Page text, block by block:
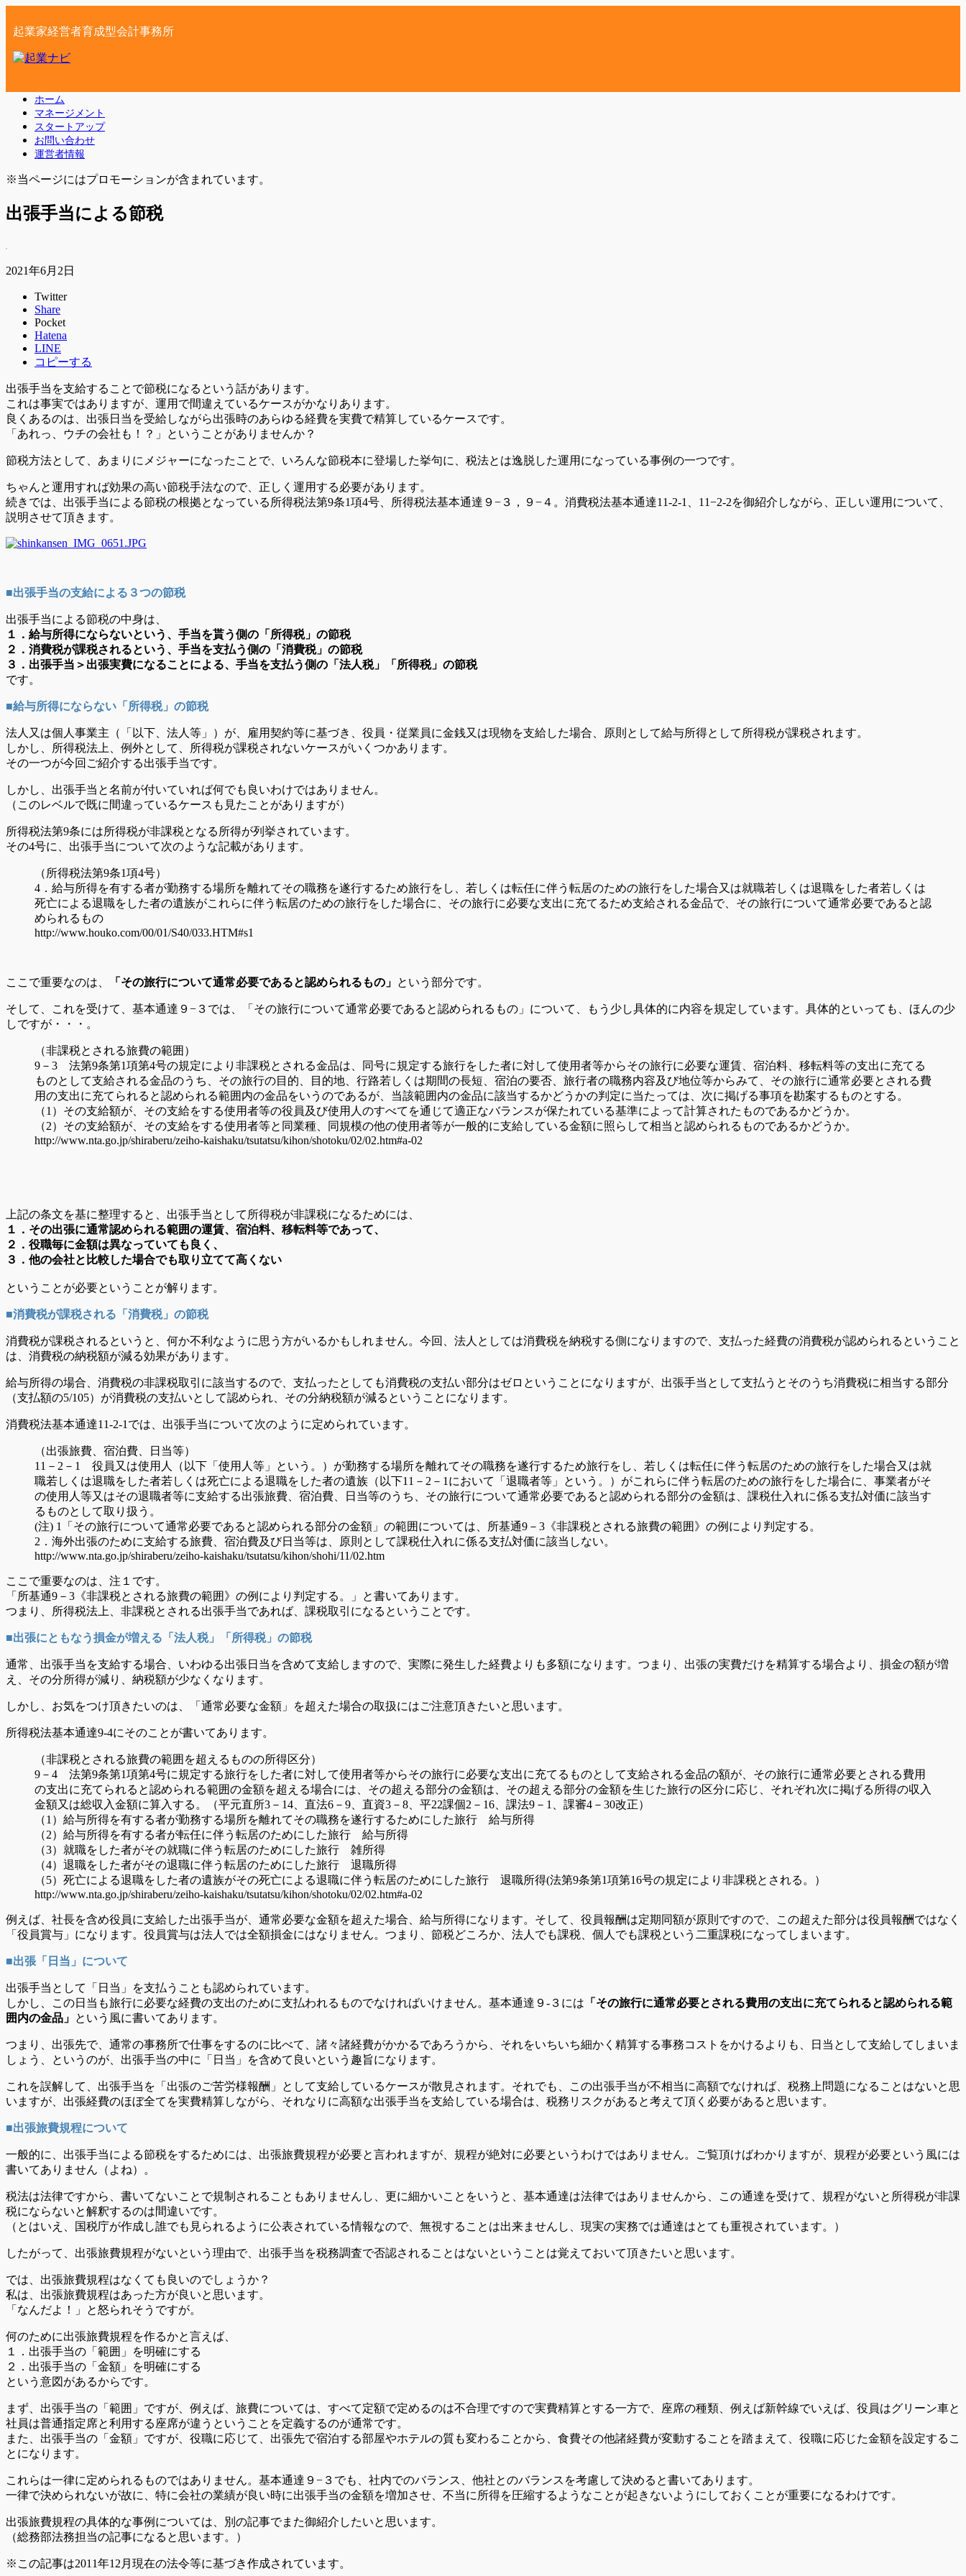
起業家経営者育成型会計事務所
ホーム
マネージメント
スタートアップ
お問い合わせ
運営者情報
※当ページにはプロモーションが含まれています。
出張手当による節税
2021年6月2日
Twitter
Share
Pocket
Hatena
LINE
コピーする
出張手当を支給することで節税になるという話があります。
これは事実ではありますが、運用で間違えているケースがかなりあります。
良くあるのは、出張日当を受給しながら出張時のあらゆる経費を実費で精算しているケースです。
「あれっ、ウチの会社も！？」ということがありませんか？
節税方法として、あまりにメジャーになったことで、いろんな節税本に登場した挙句に、税法とは逸脱した運用になっている事例の一つです。
ちゃんと運用すれば効果の高い節税手法なので、正しく運用する必要があります。
続きでは、出張手当による節税の根拠となっている所得税法第9条1項4号、所得税法基本通達９−３，９−４。消費税法基本通達11-2-1、11−2-2を御紹介しながら、正しい運用について、
説明させて頂きます。
■出張手当の支給による３つの節税
出張手当による節税の中身は、
１．給与所得にならないという、手当を貰う側の「所得税」の節税
２．消費税が課税されるという、手当を支払う側の「消費税」の節税
３．出張手当＞出張実費になることによる、手当を支払う側の「法人税」「所得税」の節税
です。
■給与所得にならない「所得税」の節税
法人又は個人事業主（「以下、法人等」）が、雇用契約等に基づき、役員・従業員に金銭又は現物を支給した場合、原則として給与所得として所得税が課税されます。
しかし、所得税法上、例外として、所得税が課税されないケースがいくつかあります。
その一つが今回ご紹介する出張手当です。
しかし、出張手当と名前が付いていれば何でも良いわけではありません。
（このレベルで既に間違っているケースも見たことがありますが）
所得税法第9条には所得税が非課税となる所得が列挙されています。
その4号に、出張手当について次のような記載があります。
（所得税法第9条1項4号）
4．給与所得を有する者が勤務する場所を離れてその職務を遂行するため旅行をし、若しくは転任に伴う転居のための旅行をした場合又は就職若しくは退職をした者若しくは
死亡による退職をした者の遺族がこれらに伴う転居のための旅行をした場合に、その旅行に必要な支出に充てるため支給される金品で、その旅行について通常必要であると認
められるもの
http://www.houko.com/00/01/S40/033.HTM#s1
ここで重要なのは、 「その旅行について通常必要であると認められるもの」 という部分です。
そして、これを受けて、基本通達９−３では、「その旅行について通常必要であると認められるもの」について、もう少し具体的に内容を規定しています。具体的といっても、ほんの少
しですが・・・。
（非課税とされる旅費の範囲）
9－3 法第9条第1項第4号の規定により非課税とされる金品は、同号に規定する旅行をした者に対して使用者等からその旅行に必要な運賃、宿泊料、移転料等の支出に充てる
ものとして支給される金品のうち、その旅行の目的、目的地、行路若しくは期間の長短、宿泊の要否、旅行者の職務内容及び地位等からみて、その旅行に通常必要とされる費
用の支出に充てられると認められる範囲内の金品をいうのであるが、当該範囲内の金品に該当するかどうかの判定に当たっては、次に掲げる事項を勘案するものとする。
（1）その支給額が、その支給をする使用者等の役員及び使用人のすべてを通じて適正なバランスが保たれている基準によって計算されたものであるかどうか。
（2）その支給額が、その支給をする使用者等と同業種、同規模の他の使用者等が一般的に支給している金額に照らして相当と認められるものであるかどうか。
http://www.nta.go.jp/shiraberu/zeiho-kaishaku/tsutatsu/kihon/shotoku/02/02.htm#a-02
上記の条文を基に整理すると、出張手当として所得税が非課税になるためには、
１．その出張に通常認められる範囲の運賃、宿泊料、移転料等であって、
２．役職毎に金額は異なっていても良く、
３．他の会社と比較した場合でも取り立てて高くない
ということが必要ということが解ります。
■消費税が課税される「消費税」の節税
消費税が課税されるというと、何か不利なように思う方がいるかもしれません。今回、法人としては消費税を納税する側になりますので、支払った経費の消費税が認められるということ
は、消費税の納税額が減る効果があります。
給与所得の場合、消費税の非課税取引に該当するので、支払ったとしても消費税の支払い部分はゼロということになりますが、出張手当として支払うとそのうち消費税に相当する部分
（支払額の5/105）が消費税の支払いとして認められ、その分納税額が減るということになります。
消費税法基本通達11-2-1では、出張手当について次のように定められています。
（出張旅費、宿泊費、日当等）
11－2－1 役員又は使用人（以下「使用人等」という。）が勤務する場所を離れてその職務を遂行するため旅行をし、若しくは転任に伴う転居のための旅行をした場合又は就
職若しくは退職をした者若しくは死亡による退職をした者の遺族（以下11－2－1において「退職者等」という。）がこれらに伴う転居のための旅行をした場合に、事業者がそ
の使用人等又はその退職者等に支給する出張旅費、宿泊費、日当等のうち、その旅行について通常必要であると認められる部分の金額は、課税仕入れに係る支払対価に該当す
るものとして取り扱う。
(注) 1「その旅行について通常必要であると認められる部分の金額」の範囲については、所基通9－3《非課税とされる旅費の範囲》の例により判定する。
2．海外出張のために支給する旅費、宿泊費及び日当等は、原則として課税仕入れに係る支払対価に該当しない。
http://www.nta.go.jp/shiraberu/zeiho-kaishaku/tsutatsu/kihon/shohi/11/02.htm
ここで重要なのは、注１です。
「所基通9－3《非課税とされる旅費の範囲》の例により判定する。」と書いてあります。
つまり、所得税法上、非課税とされる出張手当であれば、課税取引になるということです。
■出張にともなう損金が増える「法人税」「所得税」の節税
通常、出張手当を支給する場合、いわゆる出張日当を含めて支給しますので、実際に発生した経費よりも多額になります。つまり、出張の実費だけを精算する場合より、損金の額が増
え、その分所得が減り、納税額が少なくなります。
しかし、お気をつけ頂きたいのは、「通常必要な金額」を超えた場合の取扱にはご注意頂きたいと思います。
所得税法基本通達9-4にそのことが書いてあります。
（非課税とされる旅費の範囲を超えるものの所得区分）
9－4 法第9条第1項第4号に規定する旅行をした者に対して使用者等からその旅行に必要な支出に充てるものとして支給される金品の額が、その旅行に通常必要とされる費用
の支出に充てられると認められる範囲の金額を超える場合には、その超える部分の金額は、その超える部分の金額を生じた旅行の区分に応じ、それぞれ次に掲げる所得の収入
金額又は総収入金額に算入する。（平元直所3－14、直法6－9、直資3－8、平22課個2－16、課法9－1、課審4－30改正）
（1）給与所得を有する者が勤務する場所を離れてその職務を遂行するためにした旅行 給与所得
（2）給与所得を有する者が転任に伴う転居のためにした旅行 給与所得
（3）就職をした者がその就職に伴う転居のためにした旅行 雑所得
（4）退職をした者がその退職に伴う転居のためにした旅行 退職所得
（5）死亡による退職をした者の遺族がその死亡による退職に伴う転居のためにした旅行 退職所得(法第9条第1項第16号の規定により非課税とされる。）
http://www.nta.go.jp/shiraberu/zeiho-kaishaku/tsutatsu/kihon/shotoku/02/02.htm#a-02
例えば、社長を含め役員に支給した出張手当が、通常必要な金額を超えた場合、給与所得になります。そして、役員報酬は定期同額が原則ですので、この超えた部分は役員報酬ではなく
「役員賞与」になります。役員賞与は法人では全額損金にはなりません。つまり、節税どころか、法人でも課税、個人でも課税という二重課税になってしまいます。
■出張「日当」について
出張手当として「日当」を支払うことも認められています。
しかし、この日当も旅行に必要な経費の支出のために支払われるものでなければいけません。基本通達９-３には 「その旅行に通常必要とされる費用の支出に充てられると認められる範
囲内の金品」 という風に書いてあります。
つまり、出張先で、通常の事務所で仕事をするのに比べて、諸々諸経費がかかるであろうから、それをいちいち細かく精算する事務コストをかけるよりも、日当として支給してしまいま
しょう、というのが、出張手当の中に「日当」を含めて良いという趣旨になります。
これを誤解して、出張手当を「出張のご苦労様報酬」として支給しているケースが散見されます。それでも、この出張手当が不相当に高額でなければ、税務上問題になることはないと思
いますが、出張経費のほぼ全てを実費精算しながら、それなりに高額な出張手当を支給している場合は、税務リスクがあると考えて頂く必要があると思います。
■出張旅費規程について
一般的に、出張手当による節税をするためには、出張旅費規程が必要と言われますが、規程が絶対に必要というわけではありません。ご覧頂けばわかりますが、規程が必要という風には
書いてありません（よね）。
税法は法律ですから、書いてないことで規制されることもありませんし、更に細かいことをいうと、基本通達は法律ではありませんから、この通達を受けて、規程がないと所得税が非課
税にならないと解釈するのは間違いです。
（とはいえ、国税庁が作成し誰でも見られるように公表されている情報なので、無視することは出来ませんし、現実の実務では通達はとても重視されています。）
したがって、出張旅費規程がないという理由で、出張手当を税務調査で否認されることはないということは覚えておいて頂きたいと思います。
では、出張旅費規程はなくても良いのでしょうか？
私は、出張旅費規程はあった方が良いと思います。
「なんだよ！」と怒られそうですが。
何のために出張旅費規程を作るかと言えば、
１．出張手当の「範囲」を明確にする
２．出張手当の「金額」を明確にする
という意図があるからです。
まず、出張手当の「範囲」ですが、例えば、旅費については、すべて定額で定めるのは不合理ですので実費精算とする一方で、座席の種類、例えば新幹線でいえば、役員はグリーン車と
社員は普通指定席と利用する座席が違うということを定義するのが通常です。
また、出張手当の「金額」ですが、役職に応じて、出張先で宿泊する部屋やホテルの質も変わることから、食費その他諸経費が変動することを踏まえて、役職に応じた金額を設定するこ
とになります。
これらは一律に定められるものではありません。基本通達９−３でも、社内でのバランス、他社とのバランスを考慮して決めると書いてあります。
一律で決められないが故に、特に会社の業績が良い時に出張手当の金額を増加させ、不当に所得を圧縮するようなことが起きないようにしておくことが重要になるわけです。
出張旅費規程の具体的な事例については、別の記事でまた御紹介したいと思います。
（総務部法務担当の記事になると思います。）
※この記事は2011年12月現在の法令等に基づき作成されています。